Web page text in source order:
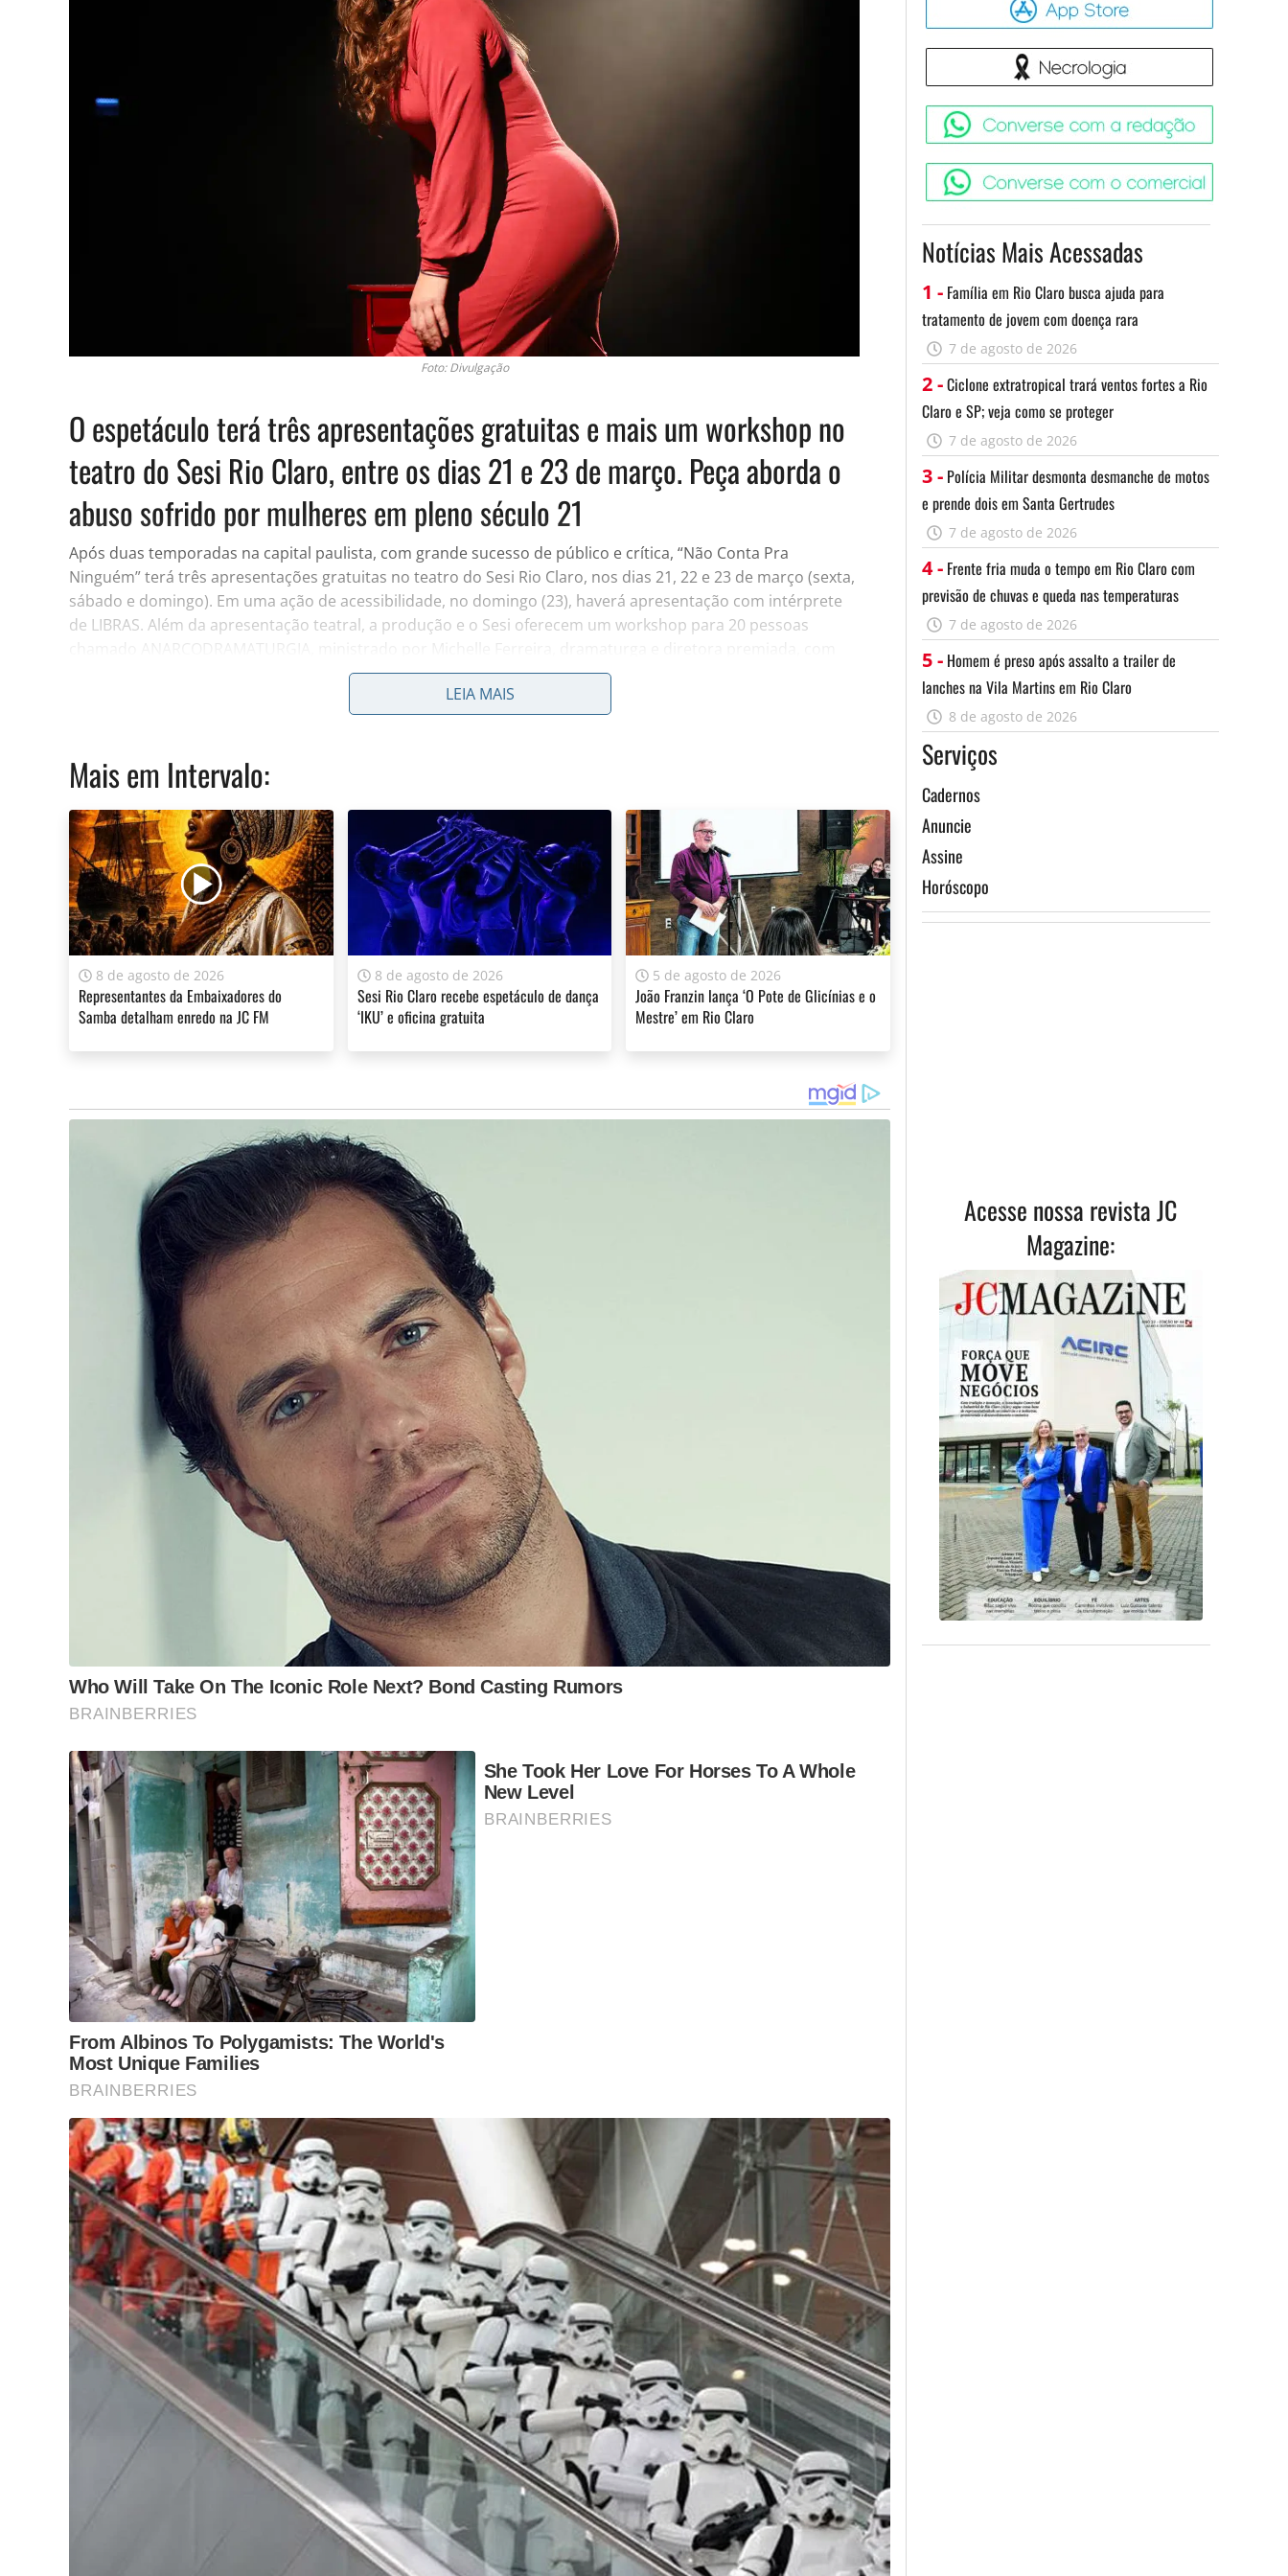
Foto: Divulgação
O espetáculo terá três apresentações gratuitas e mais um workshop no
teatro do Sesi Rio Claro, entre os dias 21 e 23 de março. Peça aborda o
abuso sofrido por mulheres em pleno século 21
Após duas temporadas na capital paulista, com grande sucesso de público e crítica, “Não Conta Pra
Ninguém” terá três apresentações gratuitas no teatro do Sesi Rio Claro, nos dias 21, 22 e 23 de março (sexta,
sábado e domingo). Em uma ação de acessibilidade, no domingo (23), haverá apresentação com intérprete
de LIBRAS. Além da apresentação teatral, a produção e o Sesi oferecem um workshop para 20 pessoas
diversos textos encenados no Brasil e no exterior. Será um encontro presencial no sábado (22), às 15 horas,
também no Sesi. Os ingressos para as atividades devem ser retirados antecipadamente pelo site do Sesi SP,
Idealizado e protagonizado pela atriz e cantora Helga Nemetik, com dramaturgia de Juliana Rosenthal e
direção de Michelle Ferreira, o monólogo retrata um drama pessoal vivido pela atriz e como ela deu a volta
por cima. O espetáculo foi selecionado pelo edital de Inéditos de 2024 pelo Sesi SP. Em 2025 a instituição
convidou a equipe de produção para mais apresentações, beneficiando outras cidades.
Foto: Divulgação
No espetáculo, que valoriza a nova dramaturgia brasileira, vemos uma talentosa atriz de musicais prestes a
fazer uma audição para o papel de sua vida. Porém, nesse momento ela descobre que não consegue mais
cantar. Depois de muita investigação, a artista constata que a causa de seu problema vocal pode não ser
física. Determinada a recuperar sua voz, a única alternativa é encarar os segredos de seu passado.
“Nunca contei a ninguém sobre o abuso sexual que sofri na primeira infância, uma fase em que descobertas
e afetos são levados para o resto da vida. Quantas mulheres próximas a você passaram por situações como
essa e você nunca imaginou?”, indaga Helga Nemetik. Abusar de uma criança ou de uma mulher adulta é
retirar seu direito sobre o próprio corpo, seja pela força ou pela manipulação das emoções.
WORKSHOP GRATUITO
ministrado por Michelle Ferreira, dramaturga e diretora premiada, com diversos textos encenados no Brasil
e no exterior. Será um encontro presencial no sábado (22), às 15 horas, com 3 horas de duração, também no
Sesi Rio Claro. São da Michelle os textos das peças “Bárbara”, com Marisa Orth, e “A última entrevista de
Marília Gabriela”. Para a atividade, que é voltada para dramaturgos iniciantes e iniciados a partir dos 18
anos, estão sendo oferecidas 20 vagas. Os interessados devem se inscrever online, por meio de um
formulário também disponível noMeu SESI.
LEIA MAIS
Mais em Intervalo:
8 de agosto de 2026
Representantes da Embaixadores do
Samba detalham enredo na JC FM
8 de agosto de 2026
Sesi Rio Claro recebe espetáculo de dança
‘IKU’ e oficina gratuita
5 de agosto de 2026
João Franzin lança ‘O Pote de Glicínias e o
Mestre’ em Rio Claro
Notícias Mais Acessadas
1 - Família em Rio Claro busca ajuda para
tratamento de jovem com doença rara
7 de agosto de 2026
2 -Ciclone extratropical trará ventos fortes a Rio
Claro e SP; veja como se proteger
7 de agosto de 2026
3 - Polícia Militar desmonta desmanche de motos
e prende dois em Santa Gertrudes
7 de agosto de 2026
4 - Frente fria muda o tempo em Rio Claro com
previsão de chuvas e queda nas temperaturas
7 de agosto de 2026
5 - Homem é preso após assalto a trailer de
lanches na Vila Martins em Rio Claro
8 de agosto de 2026
Serviços
Cadernos
Anuncie
Assine
Horóscopo
Acesse nossa revista JC
Magazine: